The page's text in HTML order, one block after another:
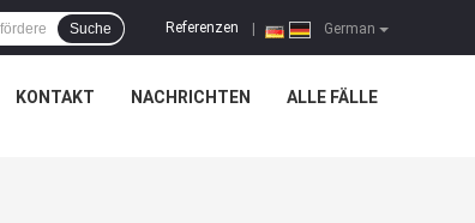
German
Referenzen
Suche
KONTAKT NACHRICHTEN ALLE FÄLLE